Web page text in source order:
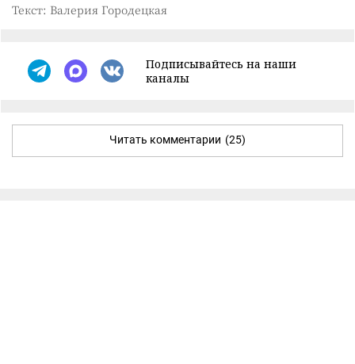
Текст: Валерия Городецкая
Подписывайтесь на наши
каналы
Читать комментарии (25)